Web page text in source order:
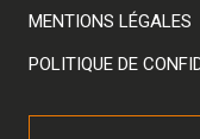
MENTIONS LÉGALES
POLITIQUE DE